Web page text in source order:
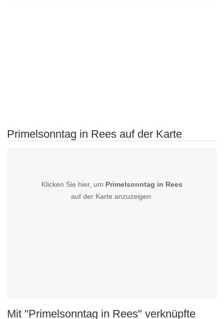
Primelsonntag in Rees auf der Karte
Klicken Sie hier, um Primelsonntag in Rees
auf der Karte anzuzeigen.
Mit "Primelsonntag in Rees" verknüpfte